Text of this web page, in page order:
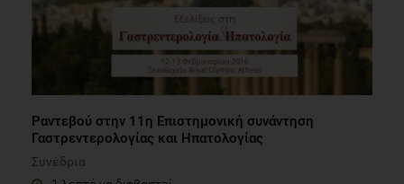
Ραντεβού στην 11η Επιστημονική συνάντηση
Γαστρεντερολογίας και Ηπατολογίας
Συνέδρια